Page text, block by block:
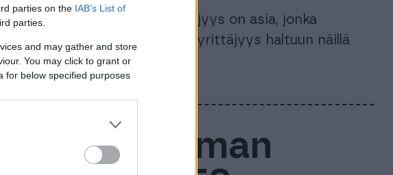
parties on the IAB’s List of
parties.
and may gather and store
You may click to grant or
for below specified purposes
tasolla vaikeaa. Yrittäjyys on asia, jonka
hyvä tietää etukäteen. Ota yrittäjyys haltuun näillä